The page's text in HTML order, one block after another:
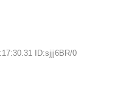
ID:sjjj6BR/0